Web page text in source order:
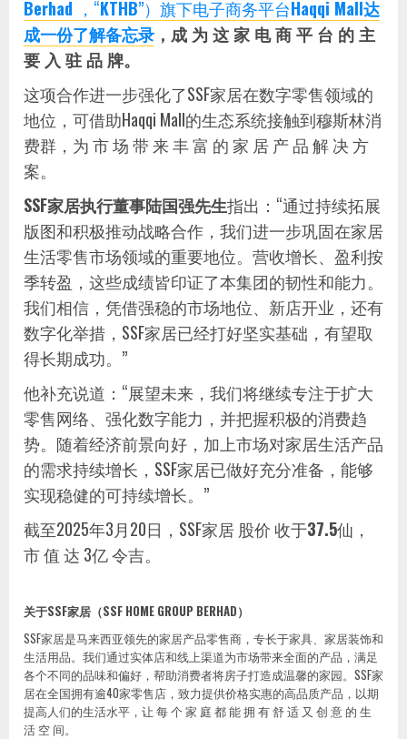
Berhad ，“KTHB”）旗下电子商务平台Haqqi Mall达
成一份了解备忘录 ，成 为 这 家 电 商 平 台 的 主
要 入 驻 品 牌。
这项合作进一步强化了SSF家居在数字零售领域的
地位，可借助Haqqi Mall的生态系统接触到穆斯林消
费群，为 市 场 带 来 丰 富 的 家 居 产 品 解 决 方
案。
SSF家居执行董事陆国强先生指出：“通过持续拓展
版图和积极推动战略合作，我们进一步巩固在家居
生活零售市场领域的重要地位。营收增长、盈利按
季转盈，这些成绩皆印证了本集团的韧性和能力。
我们相信，凭借强稳的市场地位、新店开业，还有
数字化举措，SSF家居已经打好坚实基础，有望取
得长期成功。”
他补充说道：“展望未来，我们将继续专注于扩大
零售网络、强化数字能力，并把握积极的消费趋
势。随着经济前景向好，加上市场对家居生活产品
的需求持续增长，SSF家居已做好充分准备，能够
实现稳健的可持续增长。”
截至2025年3月20日，SSF家居 股价 收于37.5仙，
市 值 达 3亿 令吉。
关于SSF家居（SSF HOME GROUP BERHAD）
SSF家居是马来西亚领先的家居产品零售商，专长于家具、家居装饰和
生活用品。我们通过实体店和线上渠道为市场带来全面的产品，满足
各个不同的品味和偏好，帮助消费者将房子打造成温馨的家园。SSF家
居在全国拥有逾40家零售店，致力提供价格实惠的高品质产品，以期
提高人们的生活水平，让 每 个 家 庭 都 能 拥 有 舒 适 又 创 意 的 生
活 空 间。